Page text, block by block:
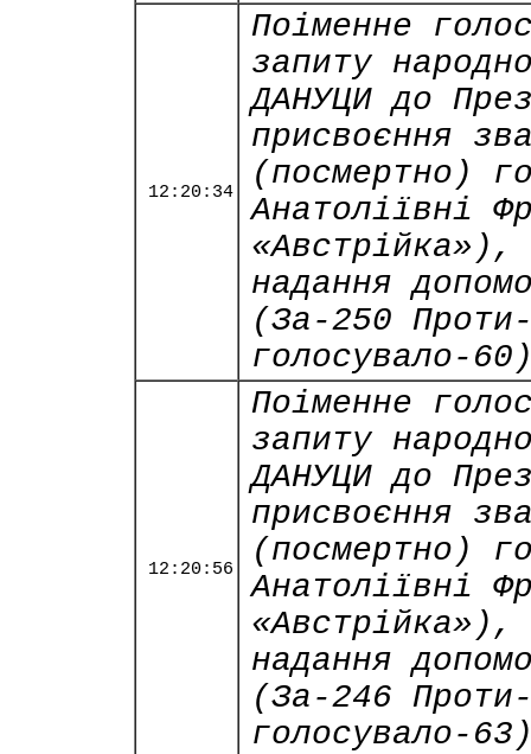
12:20:34
Поіменне
запиту
ДАНУЦИ до
присвоєння
(посмертно)
Анатоліївні
надання
(За-250
голосувало-
12:20:56
Поіменне
запиту
ДАНУЦИ до
присвоєння
(посмертно)
Анатоліївні
надання
(За-246
голосувало-